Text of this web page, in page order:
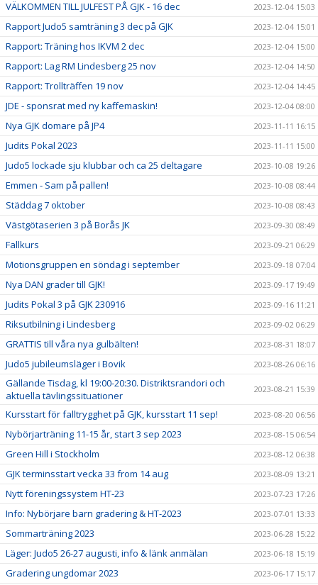
VÄLKOMMEN TILL JULFEST PÅ GJK - 16 dec 2023-12-04 15:03
Rapport Judo5 samträning 3 dec på GJK 2023-12-04 15:01
Rapport: Träning hos IKVM 2 dec 2023-12-04 15:00
Rapport: Lag RM Lindesberg 25 nov 2023-12-04 14:50
Rapport: Trollträffen 19 nov 2023-12-04 14:45
JDE - sponsrat med ny kaffemaskin! 2023-12-04 08:00
Nya GJK domare på JP4 2023-11-11 16:15
Judits Pokal 2023 2023-11-11 15:00
Judo5 lockade sju klubbar och ca 25 deltagare 2023-10-08 19:26
Emmen - Sam på pallen! 2023-10-08 08:44
Städdag 7 oktober 2023-10-08 08:43
Västgötaserien 3 på Borås JK 2023-09-30 08:49
Fallkurs 2023-09-21 06:29
Motionsgruppen en söndag i september 2023-09-18 07:04
Nya DAN grader till GJK! 2023-09-17 19:49
Judits Pokal 3 på GJK 230916 2023-09-16 11:21
Riksutbilning i Lindesberg 2023-09-02 06:29
GRATTIS till våra nya gulbälten! 2023-08-31 18:07
Judo5 jubileumsläger i Bovik 2023-08-26 06:16
Gällande Tisdag, kl 19:00-20:30. Distriktsrandori och
aktuella tävlingssituationer
2023-08-21 15:39
Kursstart för falltrygghet på GJK, kursstart 11 sep! 2023-08-20 06:56
Nybörjarträning 11-15 år, start 3 sep 2023 2023-08-15 06:54
Green Hill i Stockholm 2023-08-12 06:38
GJK terminsstart vecka 33 from 14 aug 2023-08-09 13:21
Nytt föreningssystem HT-23 2023-07-23 17:26
Info: Nybörjare barn gradering & HT-2023 2023-07-01 13:33
Sommarträning 2023 2023-06-28 15:22
Läger: Judo5 26-27 augusti, info & länk anmälan 2023-06-18 15:19
Gradering ungdomar 2023 2023-06-17 15:17